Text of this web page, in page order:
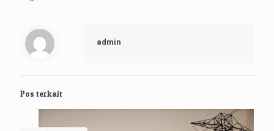
admin
Pos terkait